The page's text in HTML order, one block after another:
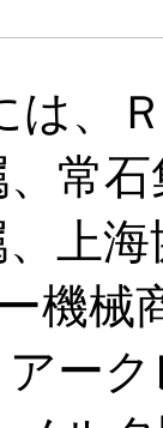
は、
、常
上
機
ー